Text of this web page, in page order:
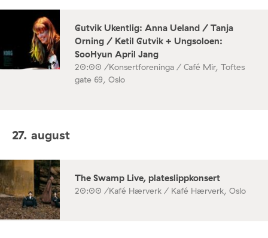
Gutvik Ukentlig: Anna Ueland / Tanja
Orning / Ketil Gutvik + Ungsoloen:
SooHyun April Jang
20:00 /Konsertforeninga / Café Mir, Toftes
gate 69, Oslo
27. august
The Swamp Live, plateslippkonsert
20:00 /Kafé Hærverk / Kafé Hærverk, Oslo